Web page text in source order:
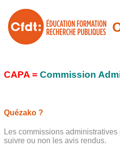
CAPA = Commission
Quézako ?
Les commissions
suivre ou non les avis rendus.